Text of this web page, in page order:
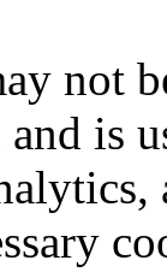
not
is